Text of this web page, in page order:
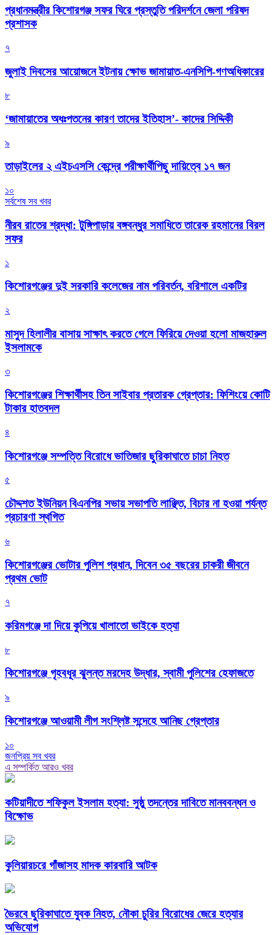
প্রধানমন্ত্রীর কিশোরগঞ্জ সফর ঘিরে প্রস্তুতি পরিদর্শনে জেলা পরিষদ
প্রশাসক
৭
জুলাই দিবসের আয়োজনে ইটনায় ক্ষোভ জামায়াত-এনসিপি-গণঅধিকারের
৮
‘জামায়াতের অধঃপতনের কারণ তাদের ইতিহাস’- কাদের সিদ্দিকী
৯
তাড়াইলের ২ এইচএসসি কেন্দ্রে পরীক্ষার্থীপিছু দায়িত্বে ১৭ জন
১০
সর্বশেষ সব খবর
নীরব রাতের শ্রদ্ধা: টুঙ্গিপাড়ায় বঙ্গবন্ধুর সমাধিতে তারেক রহমানের বিরল
সফর
১
কিশোরগঞ্জের দুই সরকারি কলেজের নাম পরিবর্তন, বরিশালে একটির
২
মাসুদ হিলালীর বাসায় সাক্ষাৎ করতে গেলে ফিরিয়ে দেওয়া হলো মাজহারুল
ইসলামকে
৩
কিশোরগঞ্জের শিক্ষার্থীসহ তিন সাইবার প্রতারক গ্রেপ্তার: ফিশিংয়ে কোটি
টাকার হাতবদল
৪
কিশোরগঞ্জে সম্পত্তি বিরোধে ভাতিজার ছুরিকাঘাতে চাচা নিহত
৫
চৌদ্দশত ইউনিয়ন বিএনপির সভায় সভাপতি লাঞ্ছিত, বিচার না হওয়া পর্যন্ত
প্রচারণা স্থগিত
৬
কিশোরগঞ্জের ভোটার পুলিশ প্রধান, দিবেন ৩৫ বছরের চাকরী জীবনে
প্রথম ভোট
৭
করিমগঞ্জে দা দিয়ে কুপিয়ে খালাতো ভাইকে হত্যা
৮
কিশোরগঞ্জে গৃহবধূর ঝুলন্ত মরদেহ উদ্ধার, স্বামী পুলিশের হেফাজতে
৯
কিশোরগঞ্জে আওয়ামী লীগ সংশ্লিষ্ট সন্দেহে আনিছ গ্রেপ্তার
১০
জনপ্রিয় সব খবর
এ সম্পর্কিত আরও খবর
কটিয়াদীতে শফিকুল ইসলাম হত্যা: সুষ্ঠু তদন্তের দাবিতে মানববন্ধন ও
বিক্ষোভ
কুলিয়ারচরে গাঁজাসহ মাদক কারবারি আটক
ভৈরবে ছুরিকাঘাতে যুবক নিহত, নৌকা চুরির বিরোধের জেরে হত্যার
অভিযোগ